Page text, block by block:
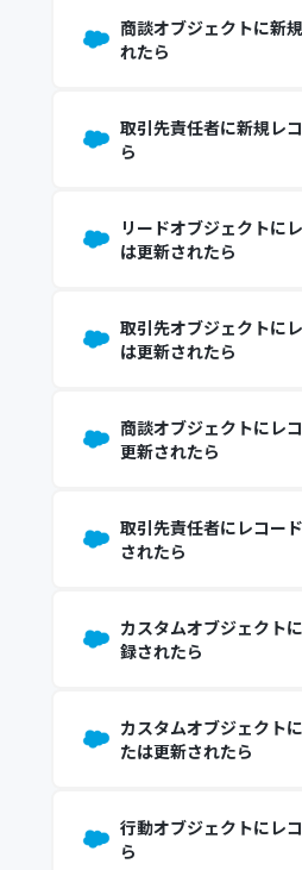
商談オブジェクトに新
れたら
取引先責任者に新規レ
ら
リードオブジェクトに
は更新されたら
取引先オブジェクトに
は更新されたら
商談オブジェクトにレ
更新されたら
取引先責任者にレコー
されたら
カスタムオブジェクト
録されたら
カスタムオブジェクト
たは更新されたら
行動オブジェクトにレ
ら